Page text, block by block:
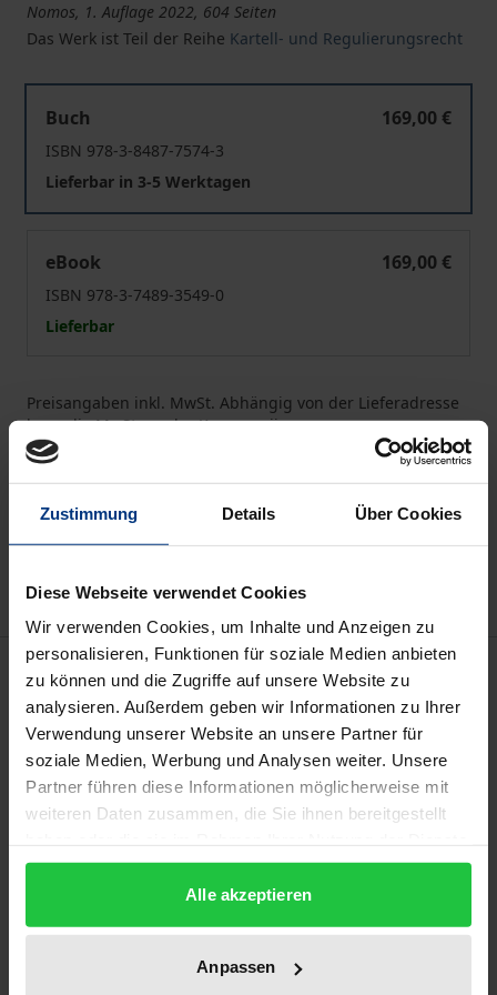
Zustimmung Details Über Cookies
Diese Webseite verwendet Cookies
Wir verwenden Cookies, um Inhalte und Anzeigen zu
personalisieren, Funktionen für soziale Medien anbieten
zu können und die Zugriffe auf unsere Website zu
analysieren. Außerdem geben wir Informationen zu Ihrer
Verwendung unserer Website an unsere Partner für
soziale Medien, Werbung und Analysen weiter. Unsere
Partner führen diese Informationen möglicherweise mit
weiteren Daten zusammen, die Sie ihnen bereitgestellt
gesammelt haben.
Alle akzeptieren
Anpassen
Nomos, 1. Auflage 2022, 604 Seiten
Das Werk ist Teil der Reihe Kartell- und Regulierungsrecht
Buch
169,00 €
ISBN 978-3-8487-7574-3
Lieferbar in 3-5 Werktagen
eBook
169,00 €
ISBN 978-3-7489-3549-0
Lieferbar
Preisangaben inkl. MwSt. Abhängig von der Lieferadresse
kann die MwSt. an der Kasse variieren.
In den Warenkorb
Zur Wunschliste hinzufügen
Hinweise zu Versandkosten
Beschreibung
Obwohl Kollusionen zwischen Arbeitgebern über
den Arbeitsmarkt im Hinblick auf die Beschäftigung
von Arbeitnehmer:innen im „Mutterland des
Kartellrechts“ – den USA – inzwischen einen
Schwerpunkt der behördlichen und privaten
Kartellverfolgung bilden, mangelt es auf deutscher
Das Werk schließt diese Lücke und analysiert die